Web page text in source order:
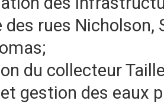
des rues
du collecteur
gestion des eaux